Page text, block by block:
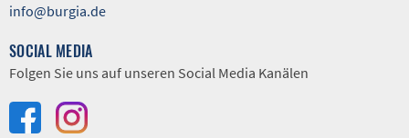
info@burgia.de
SOCIAL MEDIA
Folgen Sie uns auf unseren Social Media Kanälen